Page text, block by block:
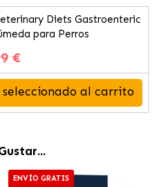
Diets Gastroenteric
para Perros
€
al carrito
ENVÍO GRATIS